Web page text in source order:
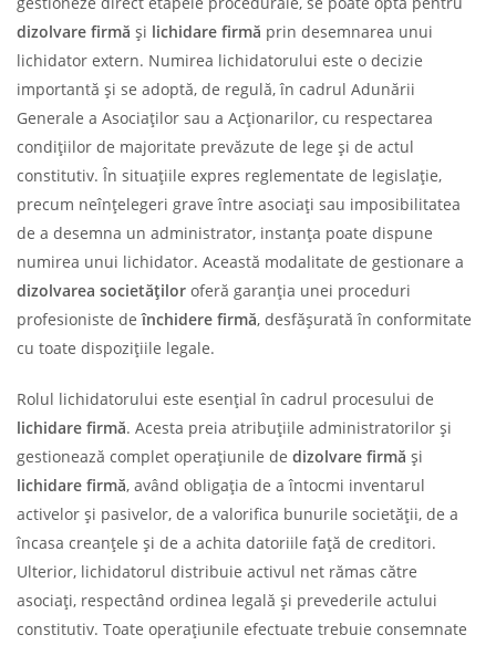
dizolvare firmă și lichidare firmă prin desemnarea unui
lichidator extern. Numirea lichidatorului este o decizie
importantă și se adoptă, de regulă, în cadrul Adunării
Generale a Asociaților sau a Acționarilor, cu respectarea
condițiilor de majoritate prevăzute de lege și de actul
constitutiv. În situațiile expres reglementate de legislație,
precum neînțelegeri grave între asociați sau imposibilitatea
de a desemna un administrator, instanța poate dispune
numirea unui lichidator. Această modalitate de gestionare a
dizolvarea societăților oferă garanția unei proceduri
profesioniste deînchidere firmă, desfășurată în conformitate
cu toate dispozițiile legale.
Rolul lichidatorului este esențial în cadrul procesului de
lichidare firmă. Acesta preia atribuțiile administratorilor și
gestionează complet operațiunile de dizolvare firmă și
lichidare firmă, având obligația de a întocmi inventarul
activelor și pasivelor, de a valorifica bunurile societății, de a
încasa creanțele și de a achita datoriile față de creditori.
Ulterior, lichidatorul distribuie activul net rămas către
asociați, respectând ordinea legală și prevederile actului
constitutiv. Toate operațiunile efectuate trebuie consemnate